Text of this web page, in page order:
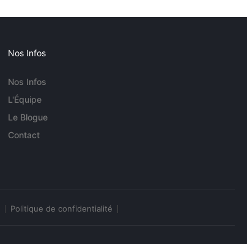
Nos Infos
Nos Infos
L'Équipe
Le Blogue
Contact
Politique de confidentialité